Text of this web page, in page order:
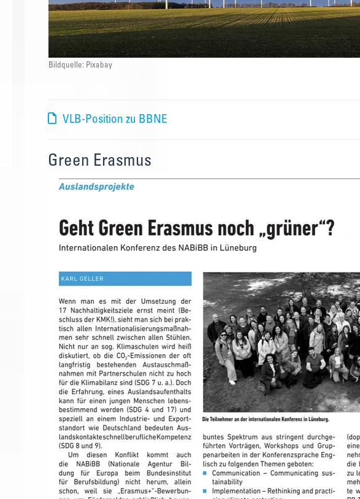
Bildquelle: Pixabay
VLB-Position zu BBNE
Green Erasmus